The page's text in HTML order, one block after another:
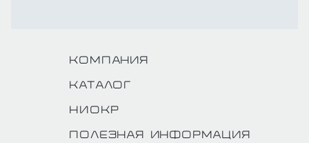
Компания
Каталог
НИОКР
Полезная информация